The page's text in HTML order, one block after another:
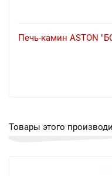
Печь-камин ASTON
Товары этого